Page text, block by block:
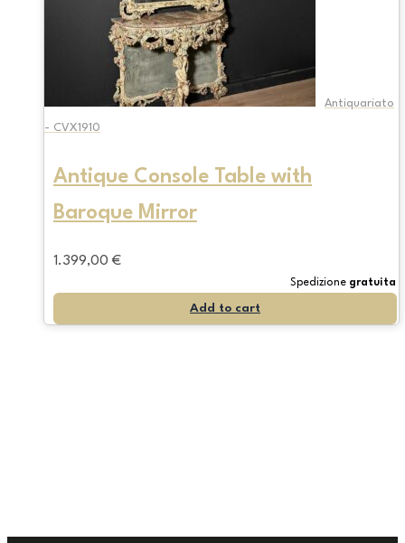
Antiquariato
- CVX1910
Antique Console Table with
Baroque Mirror
1.399,00 €
Spedizione gratuita
Add to cart